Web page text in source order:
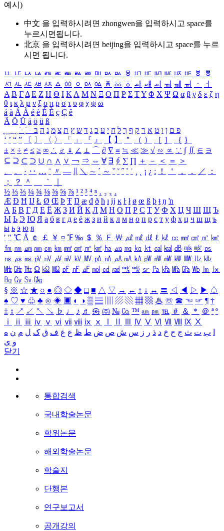
예시)
中文 을 입력하시려면 zhongwen을 입력하시고 space를
누르시면됩니다.
北京 을 입력하시려면 beijing을 입력하시고 space를 누르
시면 됩니다.
ㅥ ㅦ ㅧ ㅨ ㅩ ㅪ ㅫ ㅬ ㅭ ㅮ ㅯ ㅰ ㅱ ㅲ ㅳ ㅴ ㅵ ㅶ ㅷ ㅸ
ㅹ
ㅺ ㅻ ㅼ ㅽ ㅾ ㅿ ㆀ ㆁ ㆂ ㆃ ㆄ ㆅ ㆆ ㆇ ㆈ ㆉ ㆊ ㆋ ㆌ ㆍ
ㆎ
Α Β ΓΔ Ε Ζ Η Θ Ι ΚΛ Μ Ν Ξ Ο Π Ρ Σ ΤΥ Φ Χ Ψ Ω α β γ δ ε ζ η
θ ι κ λ μ ν ξ ο π ρ σ τ υ φ χ ψ ω
á à Á À é è É È ç Ç ê
Ä Ö Ü ä ö ü ß
ִֶֹ ֻּ ׁׂ פ ם ן ו ט א ר ק ף ך ל ח י ע כ ג ד ש ץ ת צ מ נ ה ב
‘ ’ “ ” 〔 〕 〈 〉 「 」 『 』 【 】 ＂ （ ） ［ ］ ｛ ｝
± × ÷ ≠ ≤ ≥ ∞ ∴ ♂ ♀ ∠ ⊥ ⌒ ∂ ∇ ≡ ≒ ≪ ≫ √ ∽ ∝ ∵ ∫ ∬ ∈ ∋
⊆ ⊇ ⊂ ⊃ ∪ ∩ ∧ ∨ ￢ ⇒ ⇔ ∀ ∃ ∮ ∑ ∏ ＋ － ＜ ＝
＞
、
。 · ‥ … ¨ 〃 ― ＼ ∼ ´ ～ ˇ ˘ ˝ ˚ ˙ ¸ ¡ ¿ ː ！ ＇ ， ． ／
：
；
？ ＾ ｀
½ ⅓ ⅔ ¼ ¾ ⅛ ⅜ ⅝ ⅞ ¹ ² ³ ⁴ ⁿ ₁ ₂ ₃ ₄
Æ Ð Ħ Ĳ Ł Ø Œ Þ Ŧ Ŋ æ đ ð ħ ı ĳ ĸ ŀ ł ø œ ß þ ŧ ŋ ŉ
А Б В Г Д Е Ё Ж З И Й К Л М Н О П Р С Т У Ф Х Ц Ч Ш Щ Ъ
Ы Ь Э Ю Я а б в г д е ё ж з и й к л м н о п р с т у ф х ц ч ш щ ъ
ы ь э ю я
′ ″ ℃ Å ￠ ￡ ￥ ¤ ℉ ‰ ＄ ％ Ｆ ￦ ㎕ ㎖ ㎗ ℓ ㎘ ㏄ ㎣ ㎤ ㎥ ㎦
㎙ ㎚ ㎛ ㎜ ㎝ ㎞ ㎟ ㎠ ㎡ ㎢ ㏊ ㎍ ㎎ ㎏ ㏏ ㎈ ㎉ ㏈ ㎧ ㎨ ㎰
㎱ ㎲ ㎳ ㎴ ㎵ ㎶ ㎷ ㎸ ㎹ ㎀ ㎁ ㎂ ㎃ ㎄ ㎺ ㎻ ㎽ ㎾ ㎿ ㎐ ㎑
㎒ ㎓ ㎔ Ω ㏀ ㏁ ㎊ ㎋ ㎌ ㏖ ㏅ ㎭ ㎮ ㎯ ㏛ ㎩ ㎪ ㎫ ㎬ ㏝ ㏐
㏓
㏃ ㏉ ㏜ ㏆
§ ※ ☆ ★ ○ ● ◎ ◇ ◆ □ ■ △ ▽ → ← ↑ ↓ ↔ 〓 ◁ ◀ ▷ ▶ ♤
♠ ♡ ♥ ♧ ♣ ⊙ ◈ ▣ ◐ ◑ ▒ ▤ ▨ ▧ ▦ ▩ ♨ ☏ ☎ ☜ ☞ ¶ †
‡ ↕ ↗ ↙ ↖ ↘ ♭ ♩ ♪ ♬ ㉿ ㈜ № ㏇ ™ ㏂ ㏘ ℡ ＃ ＆ ＊ ＠ ª º
ⅰ
ⅱ ⅲ ⅳ ⅴ ⅵ ⅶ ⅷ ⅸ ⅹ Ⅳ Ⅴ Ⅵ Ⅶ Ⅷ Ⅸ Ⅹ
ب ت ث ج ح خ د ذ ر ز س ش ص ض ط ظ ع غ ف ق ک ل م ن ه
و ی
닫기
통합검색
국내학술논문
학위논문
해외학술논문
학술지
단행본
연구보고서
공개강의